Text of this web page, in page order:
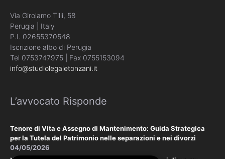
Via Girolamo Tilli, 58
Perugia | Italy
P.I. 02655370548
Iscrizione albo di Perugia
Tel 0753747975 | Fax 0755153094
info@studiolegaletonzani.it
L’avvocato Risponde
Tenore di Vita e Assegno di Mantenimento: Guida Strategica
per la Tutela del Patrimonio nelle separazioni e nei divorzi
04/05/2026